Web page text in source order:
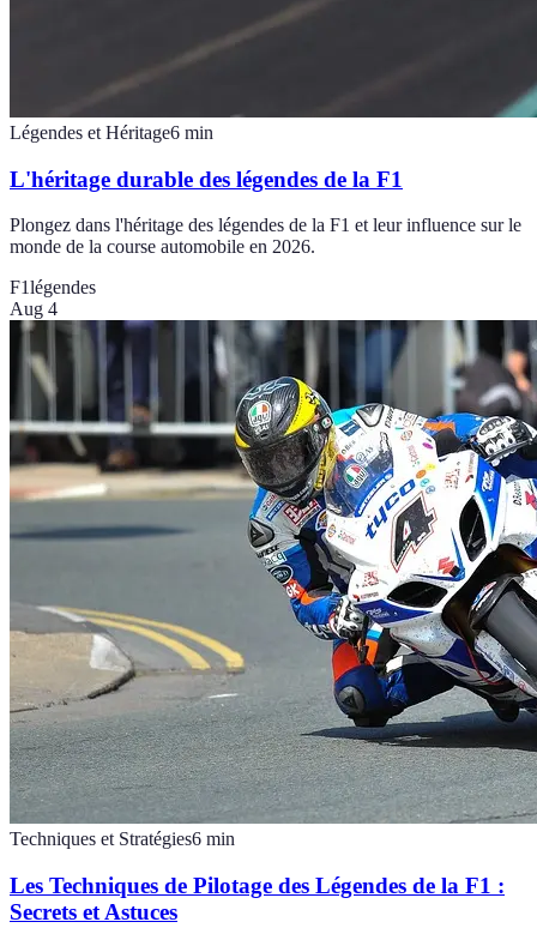
Légendes et Héritage6 min
L'héritage durable des légendes de la F1
Plongez dans l'héritage des légendes de la F1 et leur influence sur le
monde de la course automobile en 2026.
F1légendes
Aug 4
Techniques et Stratégies6 min
Les Techniques de Pilotage des Légendes de la F1 :
Secrets et Astuces